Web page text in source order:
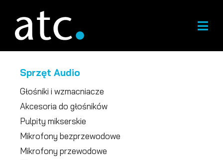
treści
Sprzęt Audio
Głośniki i wzmacniacze
Akcesoria do głośników
Pulpity mikserskie
Mikrofony bezprzewodowe
Mikrofony przewodowe